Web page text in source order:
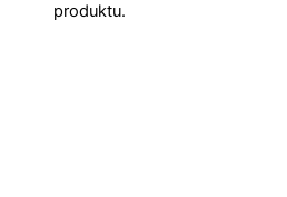
produktu.